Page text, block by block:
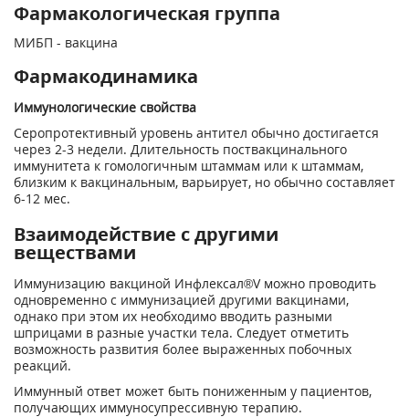
Фармакологическая группа
МИБП - вакцина
Фармакодинамика
Иммунологические свойства
Серопротективный уровень антител обычно достигается
через 2-3 недели. Длительность поствакцинального
иммунитета к гомологичным штаммам или к штаммам,
близким к вакцинальным, варьирует, но обычно составляет
6-12 мес.
Взаимодействие с другими
веществами
Иммунизацию вакциной Инфлексал®V можно проводить
одновременно с иммунизацией другими вакцинами,
однако при этом их необходимо вводить разными
шприцами в разные участки тела. Следует отметить
возможность развития более выраженных побочных
реакций.
Иммунный ответ может быть пониженным у пациентов,
получающих иммуносупрессивную терапию.